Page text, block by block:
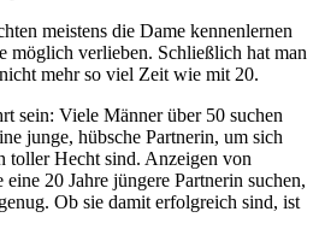
meistens die Dame kennenlernen
möglich verlieben. Schließlich hat man
mehr so viel Zeit wie mit 20.
sein: Viele Männer über 50 suchen
junge, hübsche Partnerin, um sich
toller Hecht sind. Anzeigen von
20 Jahre jüngere Partnerin suchen,
Ob sie damit erfolgreich sind, ist